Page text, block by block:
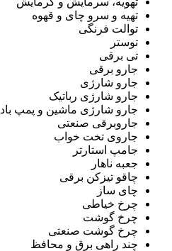
تهیه و سرو چای و قهوه
توالت فرنگی
توستر
تی برقی
جارو برقی
جارو شارژی
جارو شارژی رباتیک
جارو شارژی ماشین و پمپ باد
جاروبرقی صنعتی
جاروی تخت خواب
جامپ استارتر
جعبه ناهار
چاقو تیزکن برقی
چای ساز
چرخ خیاطی
چرخ گوشت
چرخ گوشت صنعتی
چند راهی برق و محافظ